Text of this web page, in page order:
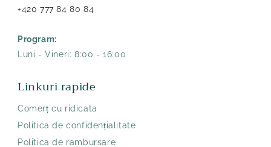
+420 777 84 80 84
Program:
Luni - Vineri: 8:00 - 16:00
Linkuri rapide
Comerț cu ridicata
Politica de confidențialitate
Politica de rambursare